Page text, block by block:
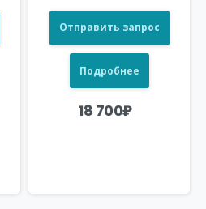
Отправить запрос
Подробнее
18 700₽